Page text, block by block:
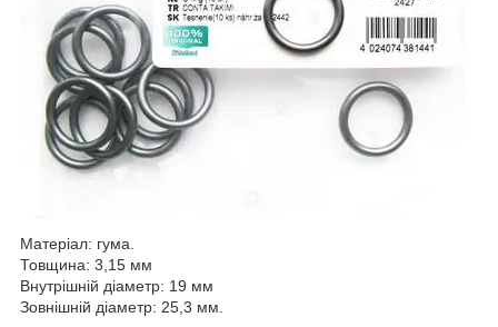
Матеріал: гума.
Товщина: 3,15 мм
Внутрішній діаметр: 19 мм
Зовнішній діаметр: 25,3 мм.